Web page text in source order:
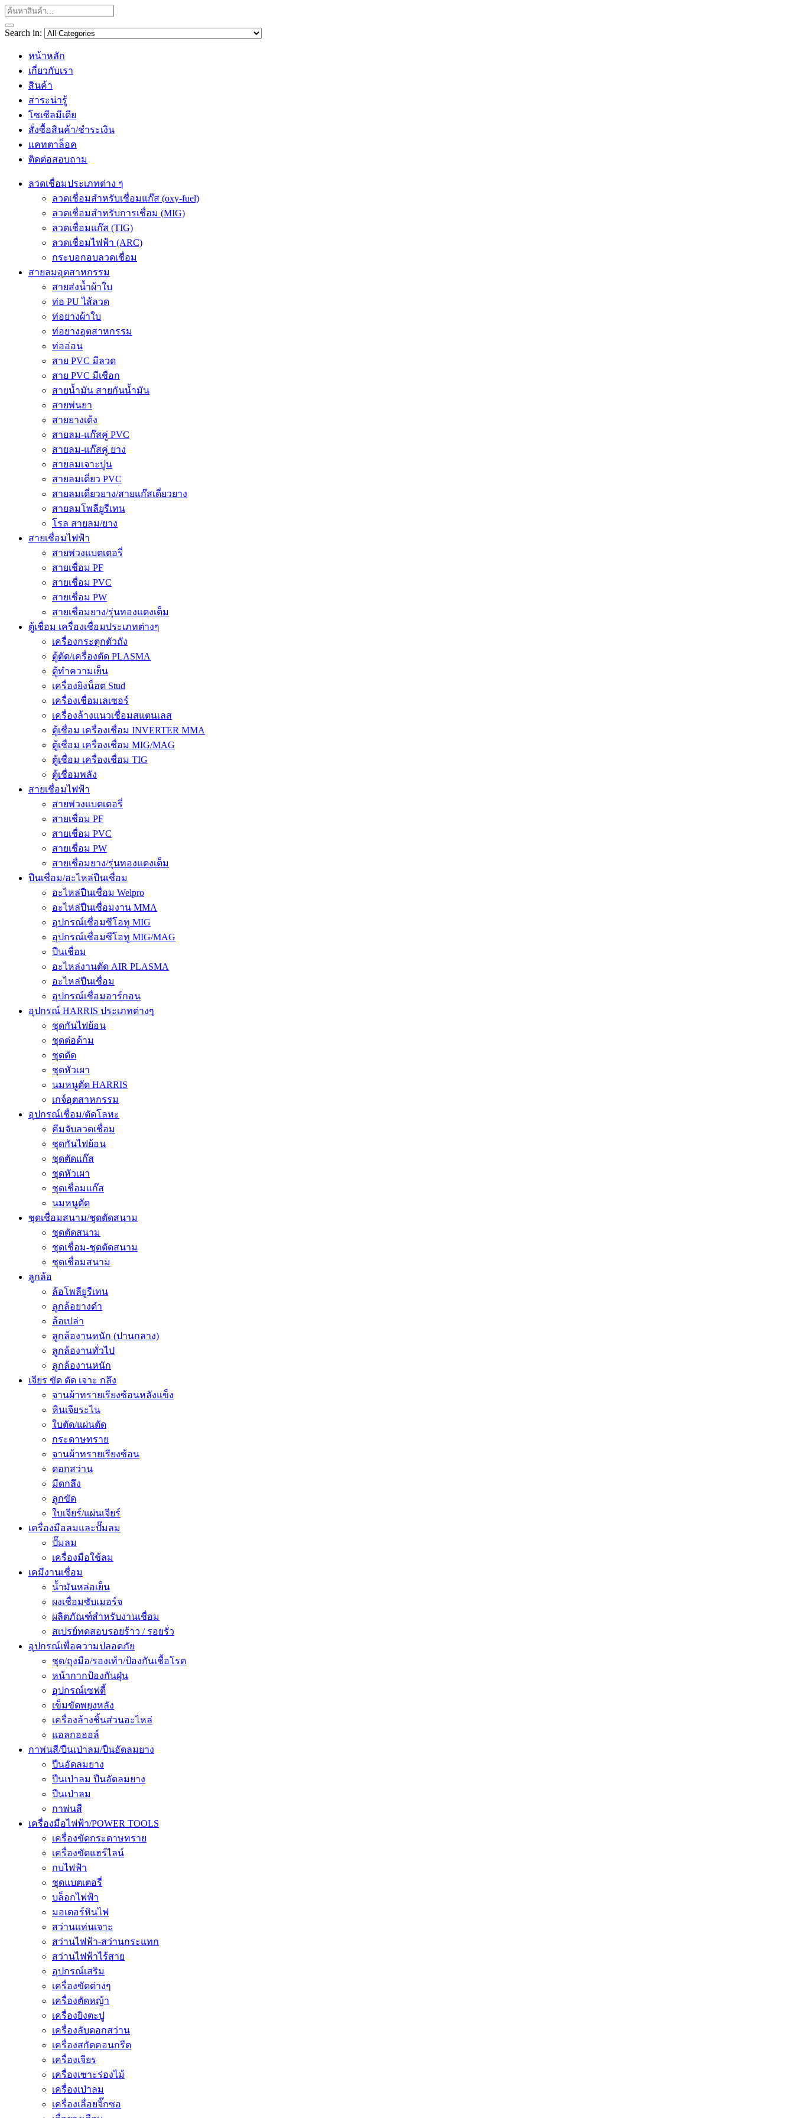
Search in:
หน้าหลัก
เกี่ยวกับเรา
สินค้า
สาระน่ารู้
โซเซีลมีเดีย
สั่งซื้อสินค้า/ชำระเงิน
แคทตาล็อค
ติดต่อสอบถาม
ลวดเชื่อมประเภทต่าง ๆ
ลวดเชื่อมสำหรับเชื่อมแก๊ส (oxy-fuel)
ลวดเชื่อมสำหรับการเชื่อม (MIG)
ลวดเชื่อมแก๊ส (TIG)
ลวดเชื่อมไฟฟ้า (ARC)
กระบอกอบลวดเชื่อม
สายลมอุตสาหกรรม
สายส่งน้ำผ้าใบ
ท่อ PU ไส้ลวด
ท่อยางผ้าใบ
ท่อยางอุตสาหกรรม
ท่ออ่อน
สาย PVC มีลวด
สาย PVC มีเชือก
สายน้ำมัน สายกันน้ำมัน
สายพ่นยา
สายยางเด้ง
สายลม-แก๊สคู่ PVC
สายลม-แก๊สคู่ ยาง
สายลมเจาะปูน
สายลมเดี่ยว PVC
สายลมเดี่ยวยาง/สายแก๊สเดี่ยวยาง
สายลมโพลียูรีเทน
โรล สายลม/ยาง
สายเชื่อมไฟฟ้า
สายพ่วงแบตเตอรี่
สายเชื่อม PF
สายเชื่อม PVC
สายเชื่อม PW
สายเชื่อมยาง/รุ่นทองแดงเต็ม
ตู้เชื่อม เครื่องเชื่อมประเภทต่างๆ
เครื่องกระตุกตัวถัง
ตู้ตัด/เครื่องตัด PLASMA
ตู้ทำความเย็น
เครื่องยิงน็อต Stud
เครื่องเชื่อมเลเซอร์
เครื่องล้างแนวเชื่อมสแตนเลส
ตู้เชื่อม เครื่องเชื่อม INVERTER MMA
ตู้เชื่อม เครื่องเชื่อม MIG/MAG
ตู้เชื่อม เครื่องเชื่อม TIG
ตู้เชื่อมพลัง
สายเชื่อมไฟฟ้า
สายพ่วงแบตเตอรี่
สายเชื่อม PF
สายเชื่อม PVC
สายเชื่อม PW
สายเชื่อมยาง/รุ่นทองแดงเต็ม
ปืนเชื่อม/อะไหล่ปืนเชื่อม
อะไหล่ปืนเชื่อม Welpro
อะไหล่ปืนเชื่อมงาน MMA
อุปกรณ์เชื่อมซีโอทู MIG
อุปกรณ์เชื่อมซีโอทู MIG/MAG
ปืนเชื่อม
อะไหล่งานตัด AIR PLASMA
อะไหล่ปืนเชื่อม
อุปกรณ์เชื่อมอาร์กอน
อุปกรณ์ HARRIS ประเภทต่างๆ
ชุดกันไฟย้อน
ชุดต่อด้าม
ชุดตัด
ชุดหัวเผา
นมหนูตัด HARRIS
เกจ์อุตสาหกรรม
อุปกรณ์เชื่อม/ตัดโลหะ
คีมจับลวดเชื่อม
ชุดกันไฟย้อน
ชุดตัดแก๊ส
ชุดหัวเผา
ชุดเชื่อมแก๊ส
นมหนูตัด
ชุดเชื่อมสนาม/ชุดตัดสนาม
ชุดตัดสนาม
ชุดเชื่อม-ชุดตัดสนาม
ชุดเชื่อมสนาม
ลูกล้อ
ล้อโพลียูรีเทน
ลูกล้อยางดำ
ล้อเปล่า
ลูกล้องานหนัก (ปานกลาง)
ลูกล้องานทั่วไป
ลูกล้องานหนัก
เจียร ขัด ตัด เจาะ กลึง
จานผ้าทรายเรียงซ้อนหลังแข็ง
หินเจียระไน
ใบตัด/แผ่นตัด
กระดาษทราย
จานผ้าทรายเรียงซ้อน
ดอกสว่าน
มีดกลึง
ลูกขัด
ใบเจียร์/แผ่นเจียร์
เครื่องมือลมและปั๊มลม
ปั๊มลม
เครื่องมือใช้ลม
เคมีงานเชื่อม
น้ำมันหล่อเย็น
ผงเชื่อมซับเมอร์จ
ผลิตภัณฑ์สำหรับงานเชื่อม
สเปรย์ทดสอบรอยร้าว / รอยรั่ว
อุปกรณ์เพื่อความปลอดภัย
ชุด/ถุงมือ/รองเท้า/ป้องกันเชื้อโรค
หน้ากากป้องกันฝุ่น
อุปกรณ์เซฟตี้
เข็มขัดพยุงหลัง
เครื่องล้างชิ้นส่วนอะไหล่
แอลกอฮอล์
กาพ่นสี/ปืนเป่าลม/ปืนอัดลมยาง
ปืนอัดลมยาง
ปืนเป่าลม ปืนอัดลมยาง
ปืนเป่าลม
กาพ่นสี
เครื่องมือไฟฟ้า/POWER TOOLS
เครื่องขัดกระดาษทราย
เครื่องขัดแฮร์ไลน์
กบไฟฟ้า
ชุดแบตเตอรี่
บล็อกไฟฟ้า
มอเตอร์หินไฟ
สว่านแท่นเจาะ
สว่านไฟฟ้า-สว่านกระแทก
สว่านไฟฟ้าไร้สาย
อุปกรณ์เสริม
เครื่องขัดต่างๆ
เครื่องตัดหญ้า
เครื่องยิงตะปู
เครื่องลับดอกสว่าน
เครื่องสกัดคอนกรีต
เครื่องเจียร
เครื่องเซาะร่องไม้
เครื่องเป่าลม
เครื่องเลื่อยจิ๊กซอ